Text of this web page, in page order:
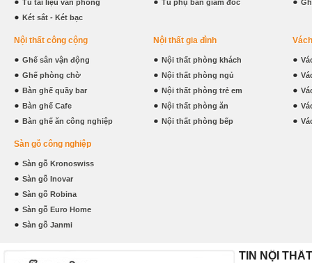
Tủ tài liệu văn phòng
Két sắt - Két bạc
Tủ phụ bàn giám đốc
Nội thất công cộng
Ghế sân vận động
Ghế phòng chờ
Bàn ghế quầy bar
Bàn ghế Cafe
Bàn ghế ăn công nghiệp
Nội thất gia đình
Nội thất phòng khách
Nội thất phòng ngủ
Nội thất phòng trẻ em
Nội thất phòng ăn
Nội thất phòng bếp
Sàn gỗ công nghiệp
Sàn gỗ Kronoswiss
Sàn gỗ Inovar
Sàn gỗ Robina
Sàn gỗ Euro Home
Sàn gỗ Janmi
TIN NỘI